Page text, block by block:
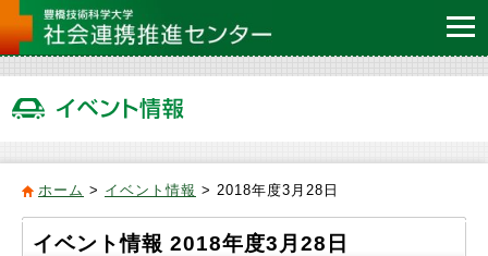
ホーム > イベント情報 > 2018年度3月28日
イベント情報 2018年度3月28日